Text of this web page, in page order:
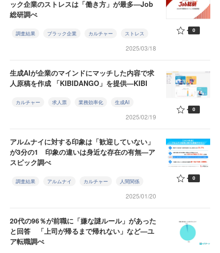
ック企業のストレスは「働き方」が最多—Job
総研調べ
調査結果 ブラック企業 カルチャー ストレス
2025/03/18
0
生成AIが企業のマインドにマッチした内容で求
人原稿を作成 「KIBIDANGO」を提供—KIBI
カルチャー 求人票 業務効率化 生成AI
2025/02/19
0
アルムナイに対する印象は「歓迎していない」
が3分の1 印象の違いは身近な存在の有無—ア
スピック調べ
調査結果 アルムナイ カルチャー 人間関係
2025/01/20
0
20代の96％が前職に「嫌な謎ルール」があった
と回答 「上司が帰るまで帰れない」など—ユ
ア転職調べ